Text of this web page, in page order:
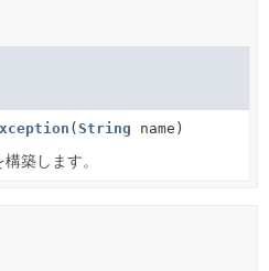
(String name)
築します。